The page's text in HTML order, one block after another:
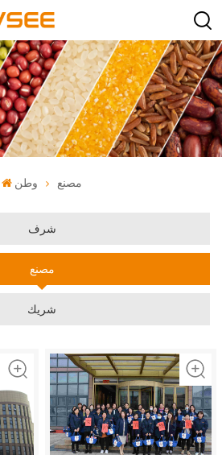
وطن مصنع
شرف
مصنع
شريك